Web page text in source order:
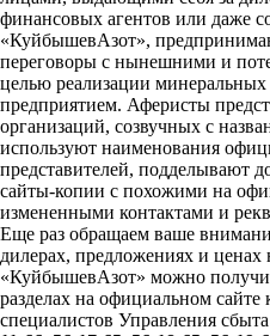
финансовых агентов или даже
«КуйбышевАзот»,
переговоры с нынешними и
целью реализации
предприятием. Аферисты
организаций, созвучных с
используют наименования
представителей, подделывают
сайты-копии с похожими на
измененными контактами и
Еще раз обращаем ваше
дилерах, предложениях и
«КуйбышевАзот» можно
разделах на официальном сайте
специалистов Управления